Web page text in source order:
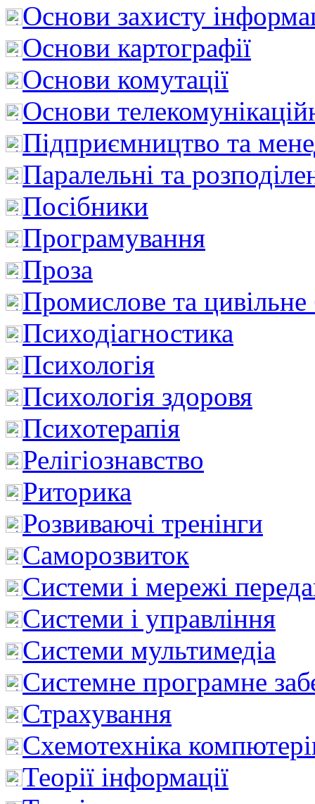
Основи захисту
Основи картографії
Основи комутації
Основи
Підприємництво та
Паралельні та
Посібники
Програмування
Проза
Промислове та цивільне
Психодіагностика
Психологія
Психологія здоровя
Психотерапія
Релігіознавство
Риторика
Розвиваючі тренінги
Саморозвиток
Системи і мережі
Системи і управління
Системи мультимедіа
Системне програмне
Страхування
Схемотехніка
Теорії інформації